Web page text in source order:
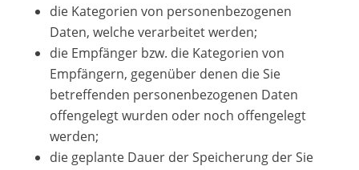
die Kategorien von personenbezogenen
Daten, welche verarbeitet werden;
die Empfänger bzw. die Kategorien von
Empfängern, gegenüber denen die Sie
betreffenden personenbezogenen Daten
offengelegt wurden oder noch offengelegt
werden;
die geplante Dauer der Speicherung der Sie